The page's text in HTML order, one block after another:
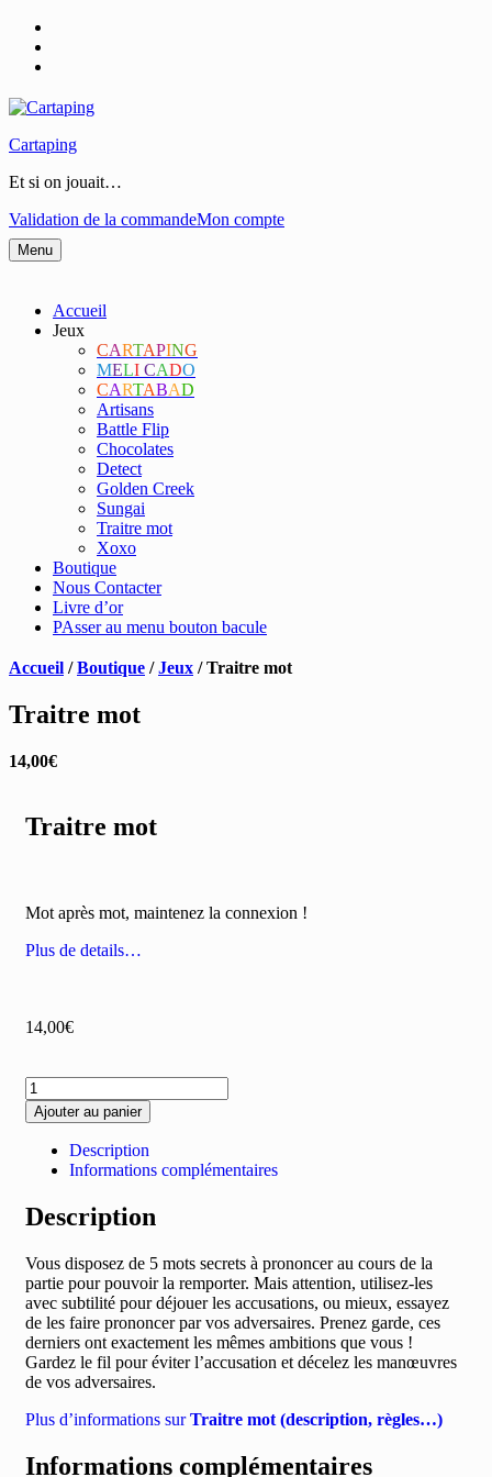
Cartaping
Et si on jouait…
Validation de la commandeMon compte
Menu
Accueil
Jeux
CARTAPING
MELI CADO
CARTABAD
Artisans
Battle Flip
Chocolates
Detect
Golden Creek
Sungai
Traitre mot
Xoxo
Boutique
Nous Contacter
Livre d’or
PAsser au menu bouton bacule
Accueil /Boutique /Jeux /Traitre mot
Traitre mot
14,00€
Traitre mot
Mot après mot, maintenez la connexion !
Plus de details…
14,00€
Ajouter au panier
Description
Informations complémentaires
Description
Vous disposez de 5 mots secrets à prononcer au cours de la
partie pour pouvoir la remporter. Mais attention, utilisez-les
avec subtilité pour déjouer les accusations, ou mieux, essayez
de les faire prononcer par vos adversaires. Prenez garde, ces
derniers ont exactement les mêmes ambitions que vous !
Gardez le fil pour éviter l’accusation et décelez les manœuvres
de vos adversaires.
Plus d’informations surTraitre mot (description, règles…)
Informations complémentaires